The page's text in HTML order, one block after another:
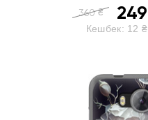
360 ₴ 249
Кешбек: 12 ₴